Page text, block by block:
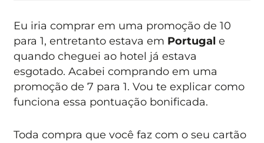
Eu iria comprar em uma promoção de 10
para 1, entretanto estava em Portugal e
quando cheguei ao hotel já estava
esgotado. Acabei comprando em uma
promoção de 7 para 1. Vou te explicar como
funciona essa pontuação bonificada.
Toda compra que você faz com o seu cartão